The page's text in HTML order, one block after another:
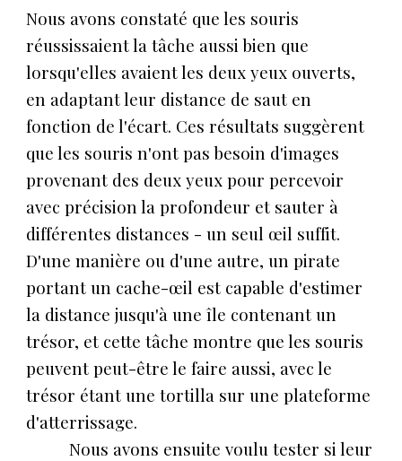
Nous avons constaté que les souris
réussissaient la tâche aussi bien que
lorsqu'elles avaient les deux yeux ouverts,
en adaptant leur distance de saut en
fonction de l'écart. Ces résultats suggèrent
que les souris n'ont pas besoin d'images
provenant des deux yeux pour percevoir
avec précision la profondeur et sauter à
différentes distances - un seul œil suffit.
D'une manière ou d'une autre, un pirate
portant un cache-œil est capable d'estimer
la distance jusqu'à une île contenant un
trésor, et cette tâche montre que les souris
peuvent peut-être le faire aussi, avec le
trésor étant une tortilla sur une plateforme
d'atterrissage.
Nous avons ensuite voulu tester si leur